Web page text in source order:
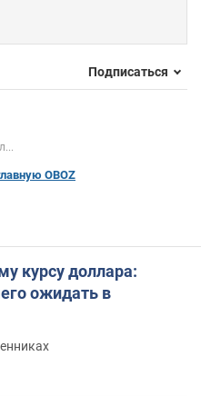
Подписаться
OBOZ
курсу доллара:
ожидать в